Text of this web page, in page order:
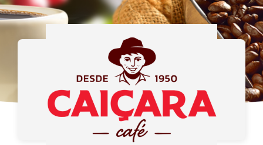
Máquinas de café
Locação e vendas de máquinas de café
Manutenção e oficina
Nossas marcas
Produtos
SAC / Ouvidoria